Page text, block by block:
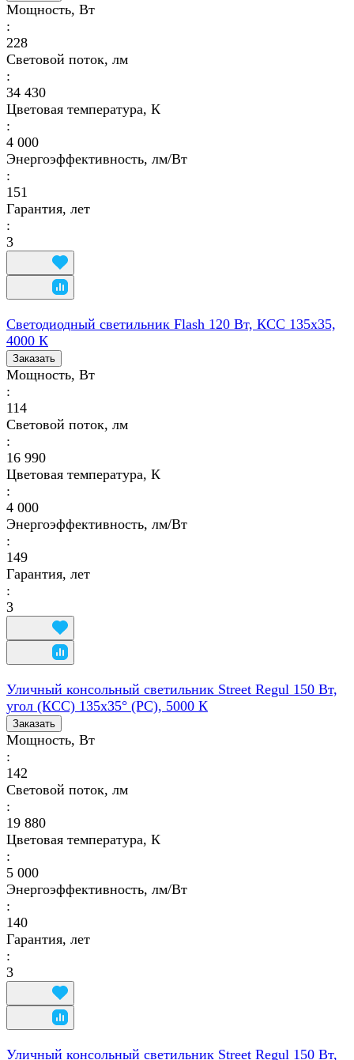
Мощность, Вт
:
228
Световой поток, лм
:
34 430
Цветовая температура, К
:
4 000
Энергоэффективность, лм/Вт
:
151
Гарантия, лет
:
3
Светодиодный светильник Flash 120 Вт, КСС 135х35,
4000 К
Заказать
Мощность, Вт
:
114
Световой поток, лм
:
16 990
Цветовая температура, К
:
4 000
Энергоэффективность, лм/Вт
:
149
Гарантия, лет
:
3
Уличный консольный светильник Street Regul 150 Вт,
угол (КСС) 135x35° (PC), 5000 К
Заказать
Мощность, Вт
:
142
Световой поток, лм
:
19 880
Цветовая температура, К
:
5 000
Энергоэффективность, лм/Вт
:
140
Гарантия, лет
:
3
Уличный консольный светильник Street Regul 150 Вт,